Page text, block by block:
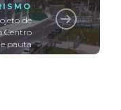
de
Centro
pauta